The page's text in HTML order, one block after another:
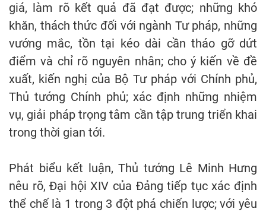
giá, làm rõ kết quả đã đạt được; những khó
khăn, thách thức đối với ngành Tư pháp, những
vướng mắc, tồn tại kéo dài cần tháo gỡ dứt
điểm và chỉ rõ nguyên nhân; cho ý kiến về đề
xuất, kiến nghị của Bộ Tư pháp với Chính phủ,
Thủ tướng Chính phủ; xác định những nhiệm
vụ, giải pháp trọng tâm cần tập trung triển khai
trong thời gian tới.
Phát biểu kết luận, Thủ tướng Lê Minh Hưng
nêu rõ, Đại hội XIV của Đảng tiếp tục xác định
thể chế là 1 trong 3 đột phá chiến lược; với yêu